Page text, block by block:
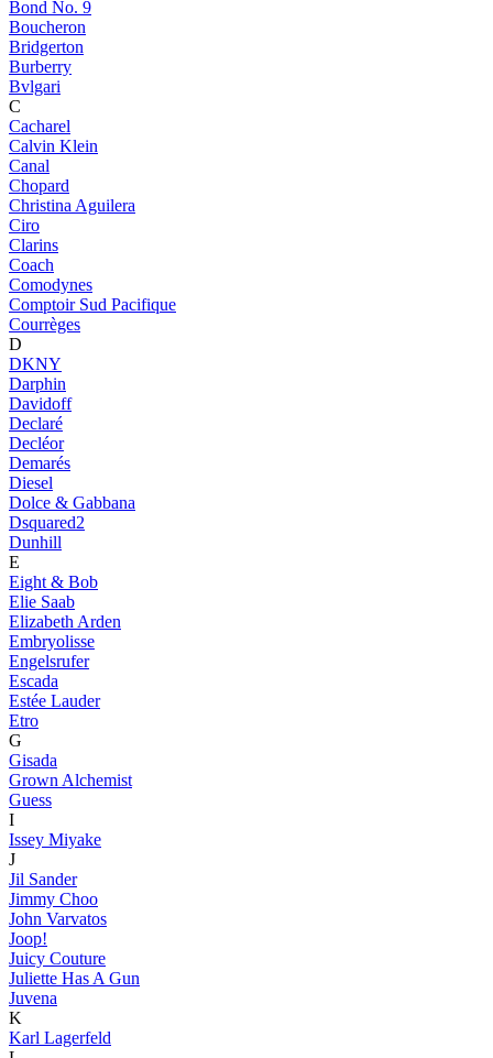
Bond No. 9
Boucheron
Bridgerton
Burberry
Bvlgari
C
Cacharel
Calvin Klein
Canal
Chopard
Christina Aguilera
Ciro
Clarins
Coach
Comodynes
Comptoir Sud Pacifique
Courrèges
D
DKNY
Darphin
Davidoff
Declaré
Decléor
Demarés
Diesel
Dolce & Gabbana
Dsquared2
Dunhill
E
Eight & Bob
Elie Saab
Elizabeth Arden
Embryolisse
Engelsrufer
Escada
Estée Lauder
Etro
G
Gisada
Grown Alchemist
Guess
I
Issey Miyake
J
Jil Sander
Jimmy Choo
John Varvatos
Joop!
Juicy Couture
Juliette Has A Gun
Juvena
K
Karl Lagerfeld